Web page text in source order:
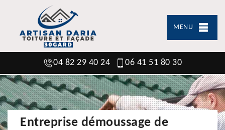
MENU
04 82 29 40 24 06 41 51 80 30
Entreprise démoussage de